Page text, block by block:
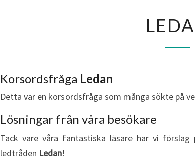
Korsordsfråga Ledan
Detta var en korsordsfråga som många sökte på
Lösningar från våra besökare
Tack vare våra fantastiska läsare har vi
ledtråden Ledan!